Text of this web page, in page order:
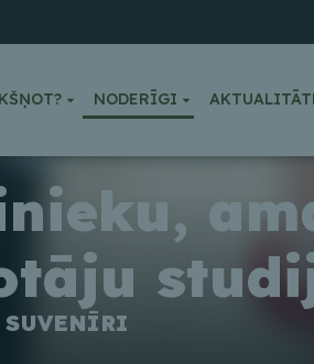
NODERĪGI
SUVENĪRI